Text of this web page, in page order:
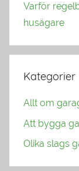
Varför
husägare
Kategorier
Allt om
Att bygga
Olika slags